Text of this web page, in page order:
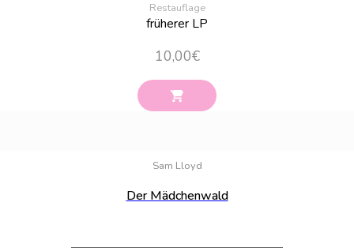
Restauflage
früherer LP
10,00€
Sam Lloyd
Der Mädchenwald